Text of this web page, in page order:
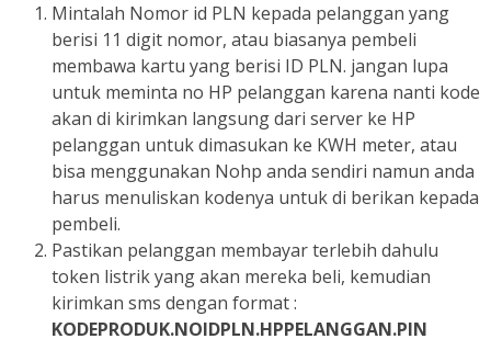
Mintalah Nomor id PLN kepada pelanggan yang
berisi 11 digit nomor, atau biasanya pembeli
membawa kartu yang berisi ID PLN. jangan lupa
untuk meminta no HP pelanggan karena nanti kode
akan di kirimkan langsung dari server ke HP
pelanggan untuk dimasukan ke KWH meter, atau
bisa menggunakan Nohp anda sendiri namun anda
harus menuliskan kodenya untuk di berikan kepada
pembeli.
Pastikan pelanggan membayar terlebih dahulu
token listrik yang akan mereka beli, kemudian
kirimkan sms dengan format :
KODEPRODUK.NOIDPLN.HPPELANGGAN.PIN